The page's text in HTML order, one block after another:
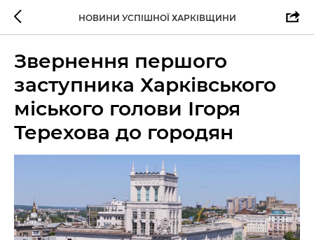
НОВИНИ УСПІШНОЇ ХАРКІВЩИНИ
Звернення першого
заступника Харківського
міського голови Ігоря
Терехова до городян